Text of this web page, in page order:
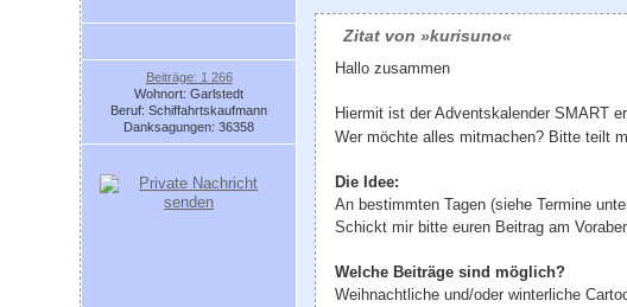
Beiträge: 1 266
Wohnort: Garlstedt
Beruf: Schiffahrtskaufmann
Danksagungen: 36358
Zitat von »kurisuno«
Hallo zusammen
Hiermit ist der Adventskalender SMART
Wer möchte alles mitmachen? Bitte teilt
Die Idee:
An bestimmten Tagen (siehe Termine
Schickt mir bitte euren Beitrag am
Welche Beiträge sind möglich?
Weihnachtliche und/oder winterliche